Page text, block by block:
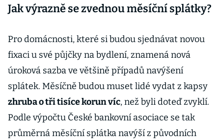
Jak výrazně se zvednou měsíční splátky?
Pro domácnosti, které si budou sjednávat novou
fixaci u své půjčky na bydlení, znamená nová
úroková sazba ve většině případů navýšení
splátek. Měsíčně budou muset lidé vydat z kapsy
zhruba o tři tisíce korun víc, než byli doteď zvyklí.
Podle výpočtu České bankovní asociace se tak
průměrná měsíční splátka navýší z původních